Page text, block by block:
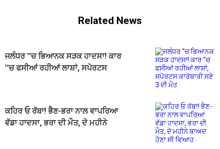
Related News
ਜਲੰਧਰ ''ਚ ਭਿਆਨਕ ਸੜਕ ਹਾਦਸਾ! ਕਾਰ
''ਚ ਫਸੀਆਂ ਰਹੀਆਂ ਲਾਸ਼ਾਂ, ਸਪੋਰਟਸ
ਕਹਿਰ ਓ ਰੱਬਾ! ਭੈਣ-ਭਰਾ ਨਾਲ ਵਾਪਰਿਆ
ਵੱਡਾ ਹਾਦਸਾ, ਭਰਾ ਦੀ ਮੌਤ, ਦੋ ਮਹੀਨੇ